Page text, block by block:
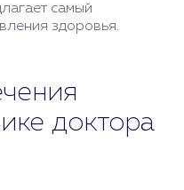
самый
здоровья.
доктора